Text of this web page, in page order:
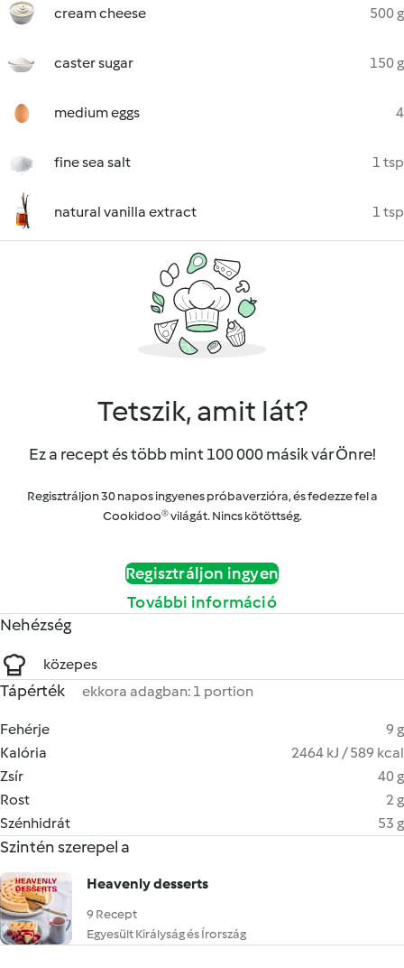
cream cheese 500 g
caster sugar 150 g
medium eggs 4
fine sea salt 1 tsp
natural vanilla extract 1 tsp
Tetszik, amit lát?
Ez a recept és több mint 100 000 másik vár Önre!
Regisztráljon 30 napos ingyenes próbaverzióra, és fedezze fel a
Cookidoo® világát. Nincs kötöttség.
Regisztráljon ingyen
További információ
Nehézség
közepes
Tápérték ekkora adagban: 1 portion
Fehérje
9 g
Kalória
2464 kJ / 589 kcal
Zsír
40 g
Rost
2 g
Szénhidrát
53 g
Szintén szerepel a
Heavenly desserts
9 Recept
Egyesült Királyság és Írország